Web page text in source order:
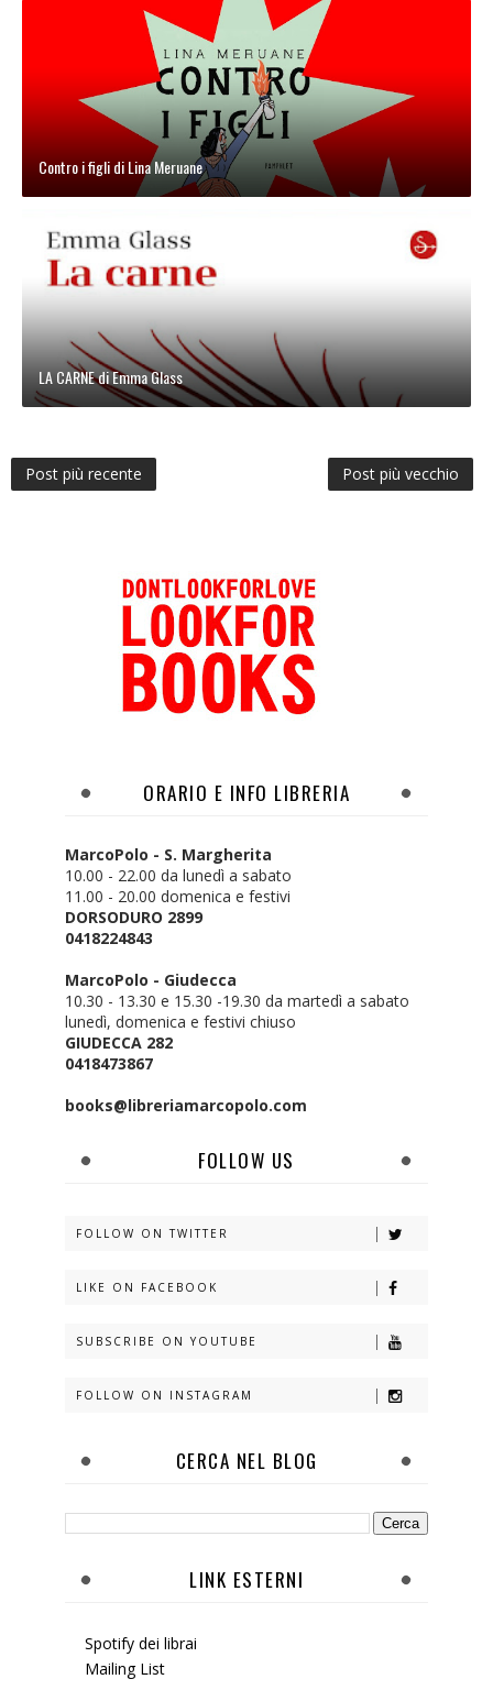
Contro i figli di Lina Meruane
LA CARNE di Emma Glass
Post più recente Post più vecchio
ORARIO E INFO LIBRERIA
MarcoPolo - S. Margherita
10.00 - 22.00 da lunedì a sabato
11.00 - 20.00 domenica e festivi
DORSODURO 2899
0418224843
MarcoPolo - Giudecca
10.30 - 13.30 e 15.30 -19.30 da martedì a sabato
lunedì, domenica e festivi chiuso
GIUDECCA 282
0418473867
books@libreriamarcopolo.com
FOLLOW US
FOLLOW ON TWITTER
LIKE ON FACEBOOK
SUBSCRIBE ON YOUTUBE
FOLLOW ON INSTAGRAM
CERCA NEL BLOG
LINK ESTERNI
Spotify dei librai
Mailing List